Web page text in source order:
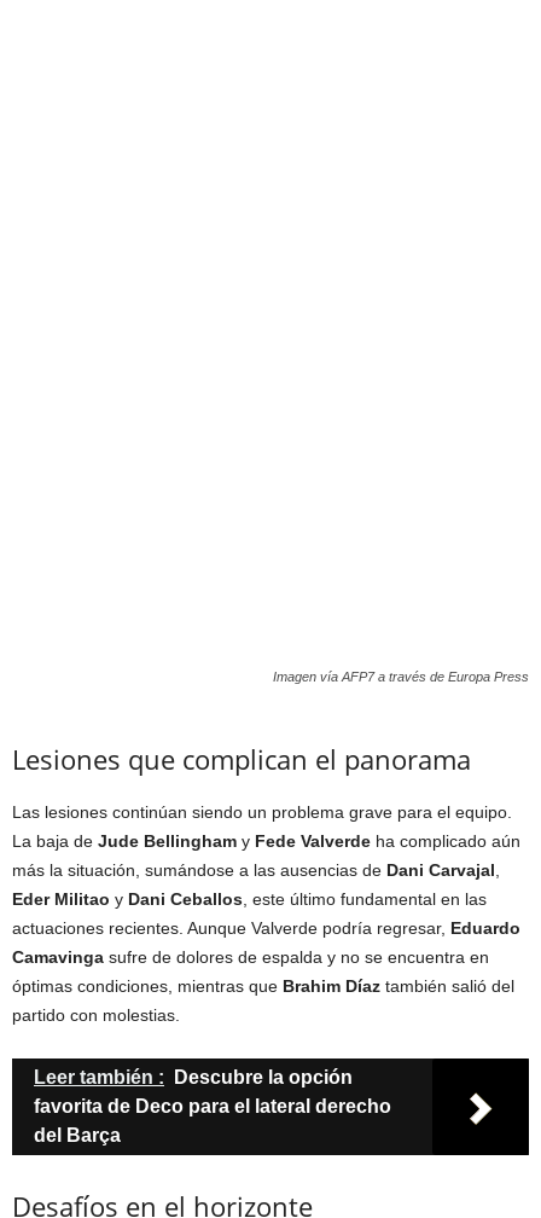
Imagen vía AFP7 a través de Europa Press
Lesiones que complican el panorama
Las lesiones continúan siendo un problema grave para el equipo.
La baja de Jude Bellingham y Fede Valverde ha complicado aún
más la situación, sumándose a las ausencias de Dani Carvajal
Eder Militao y Dani Ceballos , este último fundamental en las
actuaciones recientes. Aunque Valverde podría regresar, Eduardo
Camavinga sufre de dolores de espalda y no se encuentra en
óptimas condiciones, mientras que Brahim Díaz también salió del
partido con molestias.
Leer también :
Descubre la opción
favorita de Deco para el lateral derecho
del Barça
Desafíos en el horizonte